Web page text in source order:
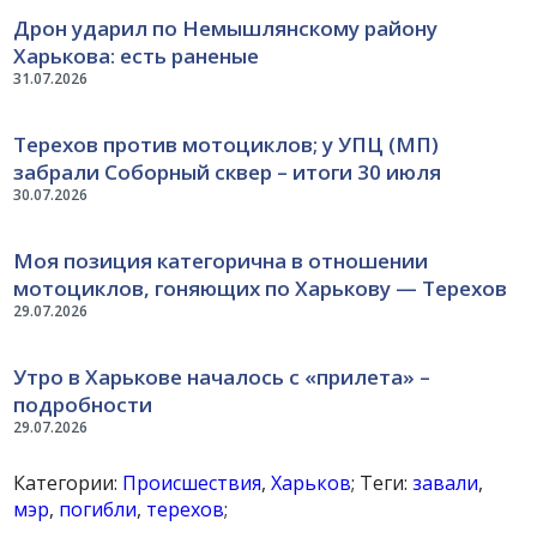
31.07.2026
Дрон ударил по Немышлянскому району
Харькова: есть раненые
30.07.2026
Терехов против мотоциклов; у УПЦ (МП)
забрали Соборный сквер – итоги 30 июля
29.07.2026
Моя позиция категорична в отношении
мотоциклов, гоняющих по Харькову — Терехов
29.07.2026
Утро в Харькове началось с «прилета» –
подробности
Категории: Происшествия,Харьков; Теги:завали,
мэр, погибли, терехов;